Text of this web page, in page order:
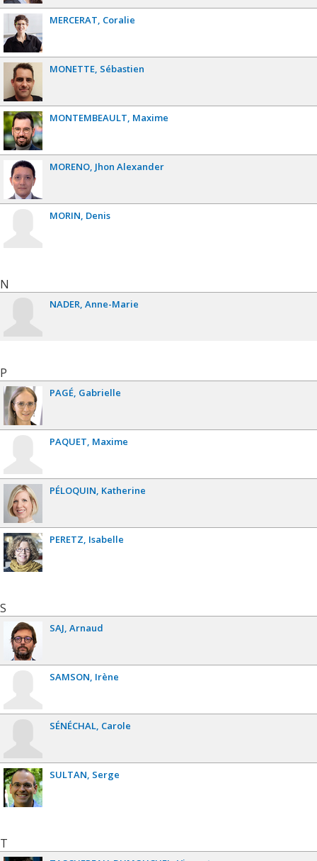
MERCERAT Coralie
MONETTE Sébastien
MONTEMBEAULT Maxime
MORENO Jhon Alexander
MORIN Denis
N
NADER Anne-Marie
P
PAGÉ Gabrielle
PAQUET Maxime
PÉLOQUIN Katherine
PERETZ Isabelle
S
SAJ Arnaud
SAMSON Irène
SÉNÉCHAL Carole
SULTAN Serge
T